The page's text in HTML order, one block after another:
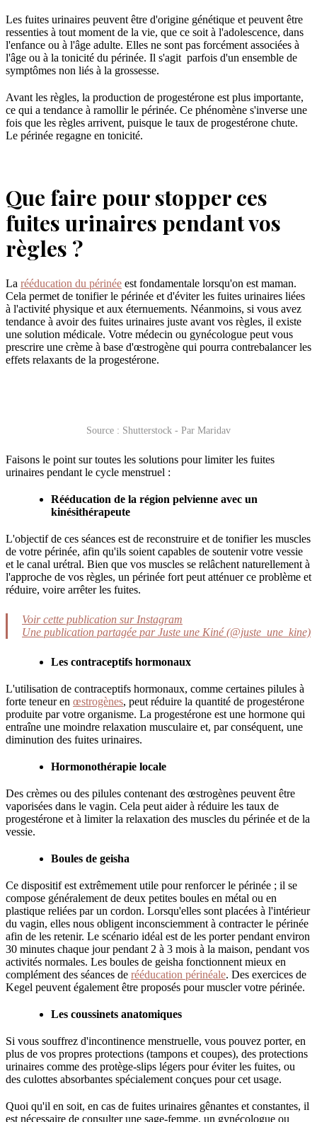
Les fuites urinaires peuvent être d'origine génétique et peuvent être
ressenties à tout moment de la vie, que ce soit à l'adolescence, dans
l'enfance ou à l'âge adulte. Elles ne sont pas forcément associées à
l'âge ou à la tonicité du périnée. Il s'agit parfois d'un ensemble de
symptômes non liés à la grossesse.
Avant les règles, la production de progestérone est plus importante,
ce qui a tendance à ramollir le périnée. Ce phénomène s'inverse une
fois que les règles arrivent, puisque le taux de progestérone chute.
Le périnée regagne en tonicité.
Que faire pour stopper ces
fuites urinaires pendant vos
règles ?
La rééducation du périnée est fondamentale lorsqu'on est maman.
Cela permet de tonifier le périnée et d'éviter les fuites urinaires liées
à l'activité physique et aux éternuements. Néanmoins, si vous avez
tendance à avoir des fuites urinaires juste avant vos règles, il existe
une solution médicale. Votre médecin ou gynécologue peut vous
prescrire une crème à base d'œstrogène qui pourra contrebalancer les
effets relaxants de la progestérone.
Source : Shutterstock - Par Maridav
Faisons le point sur toutes les solutions pour limiter les fuites
urinaires pendant le cycle menstruel :
Rééducation de la région pelvienne avec un
kinésithérapeute
L'objectif de ces séances est de reconstruire et de tonifier les muscles
de votre périnée, afin qu'ils soient capables de soutenir votre vessie
et le canal urétral. Bien que vos muscles se relâchent naturellement à
l'approche de vos règles, un périnée fort peut atténuer ce problème et
réduire, voire arrêter les fuites.
Voir cette publication sur Instagram
Une publication partagée par Juste une Kiné (@juste_une_kine)
Les contraceptifs hormonaux
L'utilisation de contraceptifs hormonaux, comme certaines pilules à
forte teneur en œstrogènes, peut réduire la quantité de progestérone
produite par votre organisme. La progestérone est une hormone qui
entraîne une moindre relaxation musculaire et, par conséquent, une
diminution des fuites urinaires.
Hormonothérapie locale
Des crèmes ou des pilules contenant des œstrogènes peuvent être
vaporisées dans le vagin. Cela peut aider à réduire les taux de
progestérone et à limiter la relaxation des muscles du périnée et de la
vessie.
Boules de geisha
Ce dispositif est extrêmement utile pour renforcer le périnée ; il se
compose généralement de deux petites boules en métal ou en
plastique reliées par un cordon. Lorsqu'elles sont placées à l'intérieur
du vagin, elles nous obligent inconsciemment à contracter le périnée
afin de les retenir. Le scénario idéal est de les porter pendant environ
30 minutes chaque jour pendant 2 à 3 mois à la maison, pendant vos
activités normales. Les boules de geisha fonctionnent mieux en
complément des séances de rééducation périnéale. Des exercices de
Kegel peuvent également être proposés pour muscler votre périnée.
Les coussinets anatomiques
Si vous souffrez d'incontinence menstruelle, vous pouvez porter, en
plus de vos propres protections (tampons et coupes), des protections
urinaires comme des protège-slips légers pour éviter les fuites, ou
des culottes absorbantes spécialement conçues pour cet usage.
Quoi qu'il en soit, en cas de fuites urinaires gênantes et constantes, il
est nécessaire de consulter une sage-femme, un gynécologue ou